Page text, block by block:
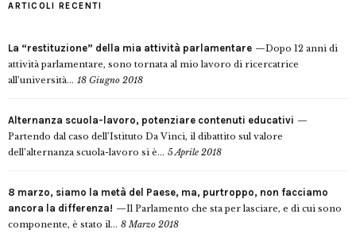
ARTICOLI RECENTI
La “restituzione” della mia attività parlamentare
Dopo 12 anni di
attività parlamentare, sono tornata al mio lavoro di ricercatrice
all’università... 18 Giugno 2018
Alternanza scuola-lavoro, potenziare contenuti educativi
Partendo dal caso dell’Istituto Da Vinci, il dibattito sul valore
dell’alternanza scuola-lavoro si è... 5 Aprile 2018
8 marzo, siamo la metà del Paese, ma, purtroppo, non facciamo
ancora la differenza!
Il Parlamento che sta per lasciare, e di cui sono
componente, è stato il... 8 Marzo 2018